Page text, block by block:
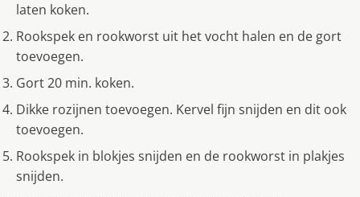
laten koken.
Rookspek en rookworst uit het vocht halen en de gort
toevoegen.
Gort 20 min. koken.
Dikke rozijnen toevoegen. Kervel fijn snijden en dit ook
toevoegen.
Rookspek in blokjes snijden en de rookworst in plakjes
snijden.